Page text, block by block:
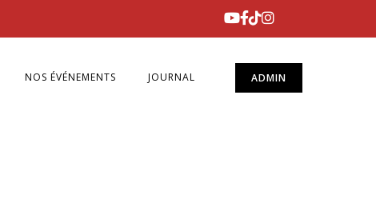
ADMIN
NOS ÉVÉNEMENTS JOURNAL